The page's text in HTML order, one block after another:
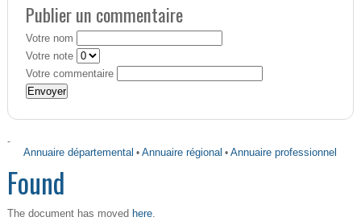
Publier un commentaire
Votre nom
Votre note
Votre commentaire
-
Annuaire départemental •Annuaire régional •Annuaire professionnel
Found
The document has moved here.